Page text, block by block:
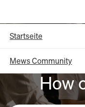
Hauptinhalt
Startseite
Mews Community
How